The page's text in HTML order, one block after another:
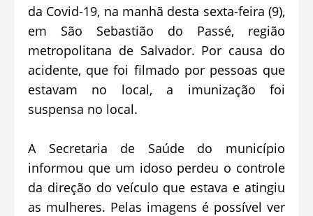
da Covid-19, na manhã desta sexta-feira (9),
em São Sebastião do Passé, região
metropolitana de Salvador. Por causa do
acidente, que foi filmado por pessoas que
estavam no local, a imunização foi
suspensa no local.
A Secretaria de Saúde do município
informou que um idoso perdeu o controle
da direção do veículo que estava e atingiu
as mulheres. Pelas imagens é possível ver